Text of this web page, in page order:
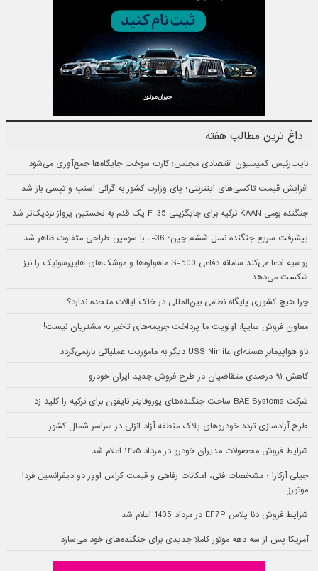
داغ ترین مطالب هفته
نایب‌رئیس کمیسیون اقتصادی مجلس: کارت سوخت جایگاه‌ها جمع‌آوری می‌شود
افزایش قیمت تاکسی‌های اینترنتی؛ پای وزارت کشور به گرانی اسنپ و تپسی باز شد
جنگنده بومی KAAN ترکیه برای جایگزینی F-35 یک قدم به نخستین پرواز نزدیک‌تر شد
پیشرفت سریع جنگنده نسل ششم چین؛ J-36 با سومین طراحی متفاوت ظاهر شد
روسیه ادعا می‌کند سامانه دفاعی S-500 ماهواره‌ها و موشک‌های هایپرسونیک را نیز
شکست می‌دهد
چرا هیچ کشوری پایگاه نظامی بین‌المللی در خاک ایالات متحده ندارد؟
معاون فروش سایپا: اولویت ما پرداخت جریمه‌های تاخیر به مشتریان نیست!
ناو هواپیمابر هسته‌ای USS Nimitz دیگر به ماموریت عملیاتی بازنمی‌گردد
کاهش ۹۱ درصدی متقاضیان در طرح فروش جدید ایران خودرو
شرکت BAE Systems ساخت جنگنده‌های یوروفایتر تایفون برای ترکیه را کلید زد
طرح آزادسازی تردد خودروهای پلاک منطقه آزاد انزلی در سراسر شمال کشور
شرایط فروش محصولات مدیران خودرو در مرداد ۱۴۰۵ اعلام شد
جیلی آزکارا ؛ مشخصات فنی، امکانات رفاهی و قیمت کراس اوور دو دیفرانسیل فردا
موتورز
شرایط فروش دنا پلاس EF7P در مرداد 1405 اعلام شد
آمریکا پس از سه دهه موتور کاملا جدیدی برای جنگنده‌های خود می‌سازد